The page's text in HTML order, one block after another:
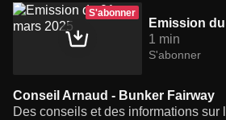
S'abonner
Emission
1 min
S'abonner
Conseil Arnaud - Bunker Fairway
Des conseils et des informations sur